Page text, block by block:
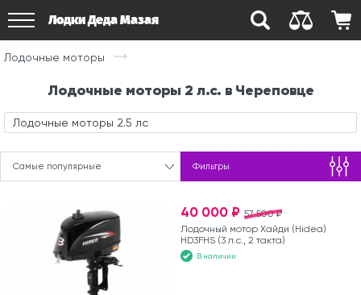
Лодки Деда Мазая
Лодочные моторы
Лодочные моторы 2 л.с. в Череповце
Лодочные моторы 2.5 лс
Самые популярные Фильтры
57 500 ₽
40 000 ₽
Лодочный мотор Хайди (Hidea)
HD3FHS (3 л.с., 2 такта)
В наличии